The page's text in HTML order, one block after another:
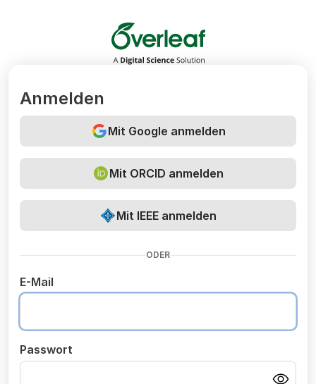
Overleaf
Anmelden
Mit Google anmelden
Mit ORCID anmelden
Mit IEEE anmelden
ODER
E-Mail
Passwort